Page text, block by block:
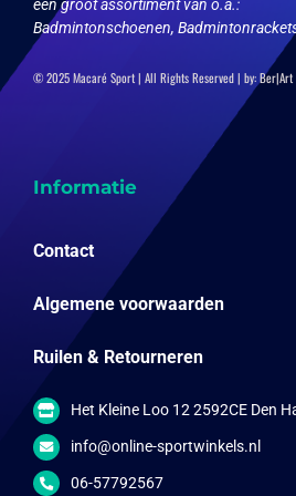
een groot assortiment van o.a.:
Badmintonschoenen,
© 2025 Macaré Sport | All Rights Reserved | by:Ber|Art
Informatie
Contact
Algemene voorwaarden
Ruilen & Retourneren
Het Kleine Loo 12 2592CE Den
info@online-sportwinkels.nl
06-57792567